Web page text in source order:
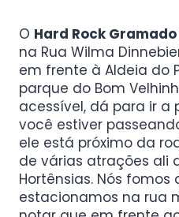
O Hard Rock Gramado
na Rua Wilma
em frente à Aldeia do
parque do Bom
acessível, dá para ir a
você estiver
ele está próximo da
de várias atrações ali
Hortênsias. Nós fomos
estacionamos na rua